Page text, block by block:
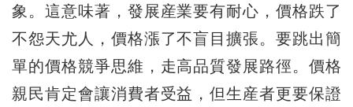
象。這意味著，發展産業要有耐心，價格跌了
不怨天尤人，價格漲了不盲目擴張。要跳出簡
單的價格競爭思維，走高品質發展路徑。價格
親民肯定會讓消費者受益，但生産者更要保證